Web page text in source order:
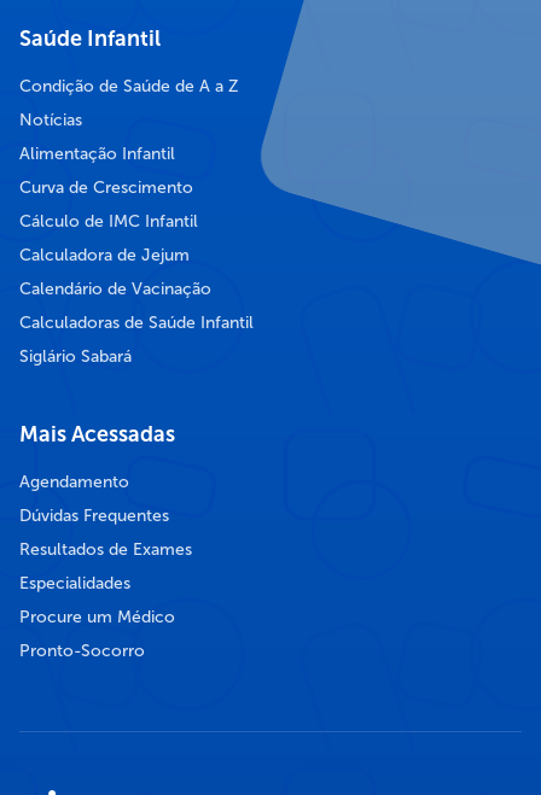
Saúde Infantil
Condição de Saúde de A a Z
Notícias
Alimentação Infantil
Curva de Crescimento
Cálculo de IMC Infantil
Calculadora de Jejum
Calendário de Vacinação
Calculadoras de Saúde Infantil
Siglário Sabará
Mais Acessadas
Agendamento
Dúvidas Frequentes
Resultados de Exames
Especialidades
Procure um Médico
Pronto-Socorro